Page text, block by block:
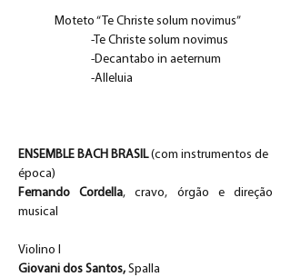
	Moteto “Te Christe solum novimus”
		-Te Christe solum novimus
		-Decantabo in aeternum
		-Alleluia
ENSEMBLE BACH BRASIL (com instrumentos de
época)
Fernando Cordella, cravo, órgão e direção
musical
Violino I
Giovani dos Santos, Spalla